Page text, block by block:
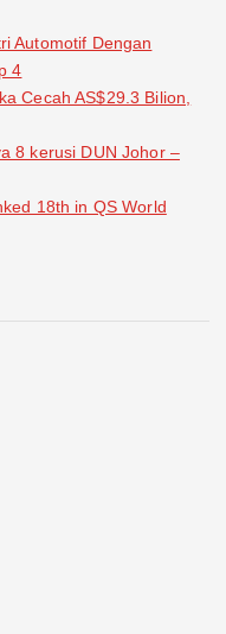
Automotif Dengan
4
Cecah AS$29.3 Bilion,
8 kerusi DUN Johor –
18th in QS World